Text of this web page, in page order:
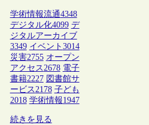
学術情報流通4348
デジタル化4099 デ
ジタルアーカイブ
3349 イベント 3014
災害2755 オープン
アクセス2678 電子
書籍2227 図書館サ
ービス2178 子ども
2018 学術情報1947
続きを見る